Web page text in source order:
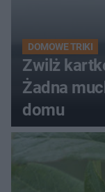
DOMOWE TRIKI
Zwilż
Żadna
domu